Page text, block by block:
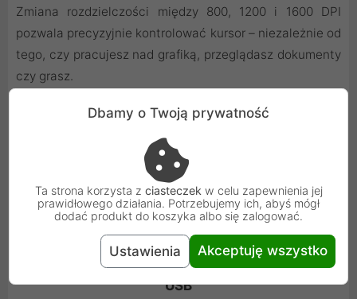
Zmiana rozdzielczości między 800, 1200 i 1600 DPI
pozwala precyzyjnie kontrolować kursor – niezależnie od
tego, czy pracujesz nad grafiką, przeglądasz dokumenty
czy grasz.
zapewniają komfort
Delikatna w dotyku powierzchnia ogranicza zmęczenie
dłoni, zapewniając stabilny chwyt i przyjemność
użytkowania przez wiele godzin.
Wydajna bateria i wygodne ładowanie przez
USB
Dbamy o Twoją prywatność
Ta strona korzysta z ciasteczek w celu zapewnienia jej
prawidłowego działania. Potrzebujemy ich, abyś mógł
dodać produkt do koszyka albo się zalogować.
Ustawienia Akceptuję wszystko